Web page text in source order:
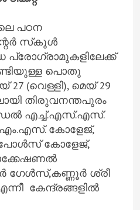
പഠന
സ്‌കൂൾ
പ്രോഗ്രാമുകളിലേക്ക്
പൊതു
(വെള്ളി), മെയ് 29
തിരുവനന്തപുരം
എച്ച്.എസ്.എസ്.
കോളേജ്,
കോളേജ്,
ശ്രീ
കേന്ദ്രങ്ങളിൽ